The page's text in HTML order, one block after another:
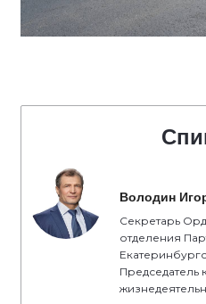
Володин
Секретарь
отделения
Председатель